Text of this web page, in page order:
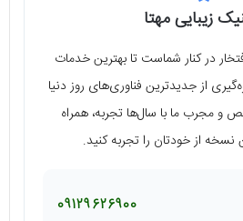
زیبایی مهتا
در کنار شماست تا بهترین خدمات
از جدیدترین فناوری‌های روز دنیا
و مجرب ما با سال‌ها تجربه، همراه
از خودتان را تجربه کنید.
09129626900